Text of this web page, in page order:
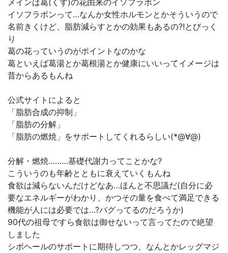
メインは葛(くず)の花由来のイソフラボン
イソフラボンって…なんか女性ホルモンとかそういうので
名前きくけど、脂肪減らすとかの効果もあるの?!とびっく
り
葛の花っていうのがポイントなのかな
葛といえば葛湯とか葛根湯とか健康にいいってイメージは
昔からあるもんね
公式サイトによると
「脂肪合成の抑制」
「脂肪の分解」
「脂肪の燃焼」をサポートしてくれるらしい(*@∀@)
分解・燃焼………基礎代謝力ってことかな?
こういうのも年齢とともに衰えていくもんね
食欲は減らないんだけどなあ…ほんと不思議だ(自分に必
要なエネルギーがわかり、かつその量を食べて満足できる
機能が人には必要では…?バグってるのだろうか)
90代の祖母ですら食欲は御せないって言ってたので絶望
しました
シボヘールのサポートに期待しつつ、なんとかレッグマジ